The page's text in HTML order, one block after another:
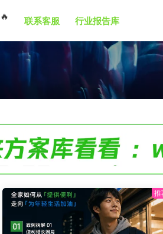
🔥 联系客服 行业报告库